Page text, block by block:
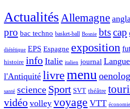
Actualités Allemagne
pro bac techno basket-ball Bosnie btscap
diététique EPS Espagne exposition
histoire info Italie italien journal
l'Antiquité livremenu
santé science Sport SVT théâtre
vidéo volley voyage VTT